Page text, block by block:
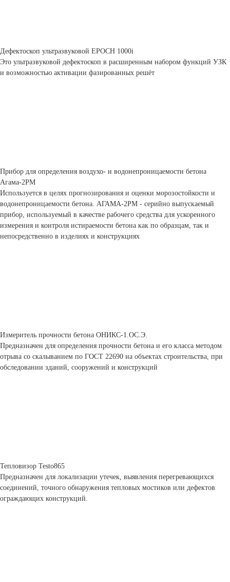
Дефектоскоп ультразвуковой ЕРОСН 1000i
Это ультразвуковой дефектоскоп в расширенным набором функций УЗК
и возможностью активации фазированных решёт
Прибор для определения воздухо- и водонепроницаемости бетона
Агама-2РМ
Используется в целях прогнозирования и оценки морозостойкости и
водонепроницаемости бетона. АГАМА-2РМ - серийно выпускаемый
прибор, используемый в качестве рабочего средства для ускоренного
измерения и контроля истираемости бетона как по образцам, так и
непосредственно в изделиях и конструкциях
Измеритель прочности бетона ОНИКС-1.ОС.Э.
Предназначен для определения прочности бетона и его класса методом
отрыва со скалыванием по ГОСТ 22690 на объектах строительства, при
обследовании зданий, сооружений и конструкций
Тепловизор Testo865
Предназначен для локализации утечек, выявления перегревающихся
соединений, точного обнаружения тепловых мостиков или дефектов
ограждающих конструкций.